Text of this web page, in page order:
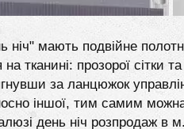
ніч" мають подвійне
тканині: прозорої сітки
за ланцюжок
іншої, тим самим
день ніч розпродаж в